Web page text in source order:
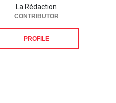
La Rédaction
CONTRIBUTOR
PROFILE